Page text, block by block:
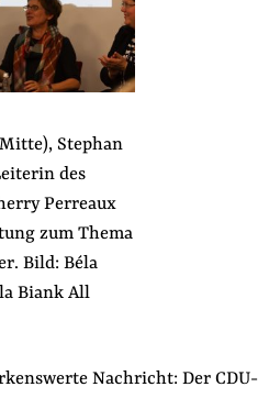
Uns
Instagram
YoutubeLinkedIn
Stephan
des
Perreaux
zum Thema
Bild: Béla
Biank All
Nachricht: Der CDU-